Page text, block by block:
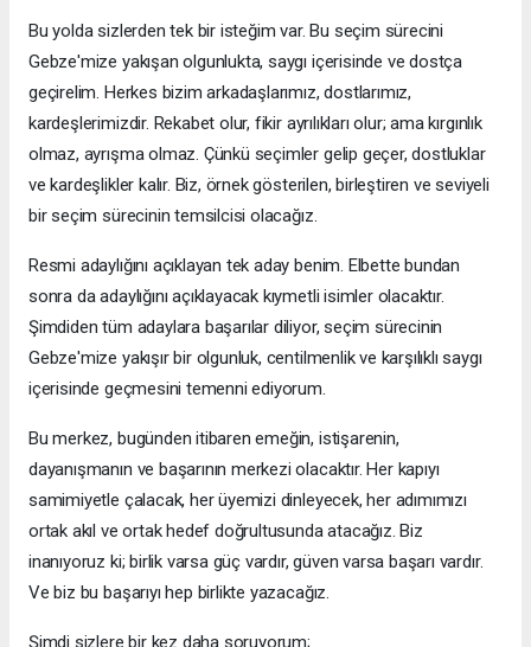
Bu yolda sizlerden tek bir isteğim var. Bu seçim sürecini
Gebze'mize yakışan olgunlukta, saygı içerisinde ve dostça
geçirelim. Herkes bizim arkadaşlarımız, dostlarımız,
kardeşlerimizdir. Rekabet olur, fikir ayrılıkları olur; ama kırgınlık
olmaz, ayrışma olmaz. Çünkü seçimler gelip geçer, dostluklar
ve kardeşlikler kalır. Biz, örnek gösterilen, birleştiren ve seviyeli
bir seçim sürecinin temsilcisi olacağız.
Resmi adaylığını açıklayan tek aday benim. Elbette bundan
sonra da adaylığını açıklayacak kıymetli isimler olacaktır.
Şimdiden tüm adaylara başarılar diliyor, seçim sürecinin
Gebze'mize yakışır bir olgunluk, centilmenlik ve karşılıklı saygı
içerisinde geçmesini temenni ediyorum.
Bu merkez, bugünden itibaren emeğin, istişarenin,
dayanışmanın ve başarının merkezi olacaktır. Her kapıyı
samimiyetle çalacak, her üyemizi dinleyecek, her adımımızı
ortak akıl ve ortak hedef doğrultusunda atacağız. Biz
inanıyoruz ki; birlik varsa güç vardır, güven varsa başarı vardır.
Ve biz bu başarıyı hep birlikte yazacağız.
Şimdi sizlere bir kez daha soruyorum;